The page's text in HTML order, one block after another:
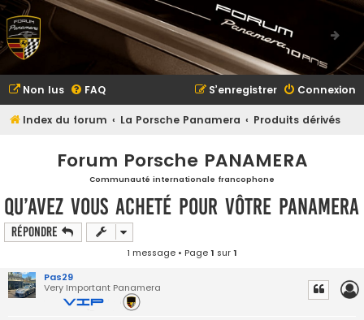
Non lus FAQ Connexion
S’enregistrer
Index du forum La Porsche Panamera Produits dérivés
Forum Porsche PANAMERA
Communauté internationale francophone
Qu’avez vous acheté pour vôtre Panamera
Répondre
1 message • Page1 sur1
Pas29
Very Important Panamera